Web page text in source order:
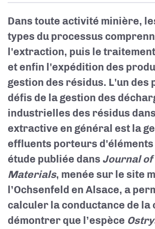
Dans toute activité minière,
types du processus
l'extraction, puis le
et enfin l'expédition des
gestion des résidus. L'un des
défis de la gestion des
industrielles des résidus
extractive en général est la
effluents porteurs d'éléments
étude publiée dans Journal of
Materials, menée sur le site
l’Ochsenfeld en Alsace, a
calculer la conductance de la
démontrer que l’espèce